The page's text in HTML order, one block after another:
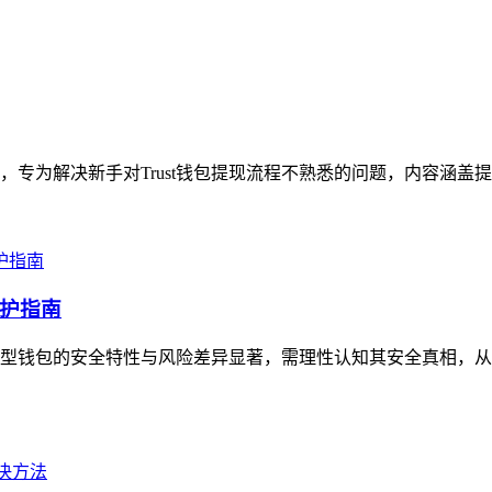
专为解决新手对Trust钱包提现流程不熟悉的问题，内容涵盖
指南
钱包的安全特性与风险差异显著，需理性认知其安全真相，